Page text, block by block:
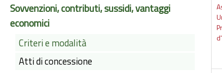
Sovvenzioni, contributi, sussidi, vantaggi
economici
Criteri e modalità
Atti di concessione